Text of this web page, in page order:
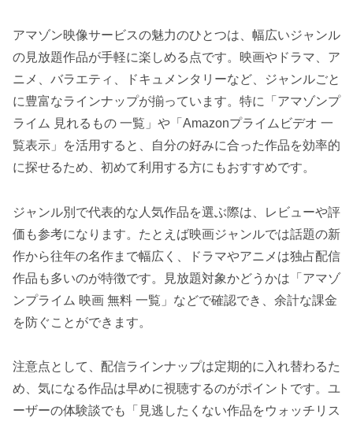
アマゾン映像サービスの魅力のひとつは、幅広いジャンル
の見放題作品が手軽に楽しめる点です。映画やドラマ、ア
ニメ、バラエティ、ドキュメンタリーなど、ジャンルごと
に豊富なラインナップが揃っています。特に「アマゾンプ
ライム 見れるもの 一覧」や「Amazonプライムビデオ 一
覧表示」を活用すると、自分の好みに合った作品を効率的
に探せるため、初めて利用する方にもおすすめです。
ジャンル別で代表的な人気作品を選ぶ際は、レビューや評
価も参考になります。たとえば映画ジャンルでは話題の新
作から往年の名作まで幅広く、ドラマやアニメは独占配信
作品も多いのが特徴です。見放題対象かどうかは「アマゾ
ンプライム 映画 無料 一覧」などで確認でき、余計な課金
を防ぐことができます。
注意点として、配信ラインナップは定期的に入れ替わるた
め、気になる作品は早めに視聴するのがポイントです。ユ
ーザーの体験談でも「見逃したくない作品をウォッチリス